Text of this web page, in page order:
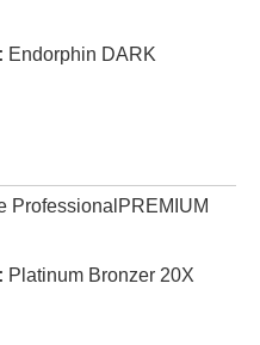
Endorphin DARK
Professional PREMIUM
Platinum Bronzer 20X